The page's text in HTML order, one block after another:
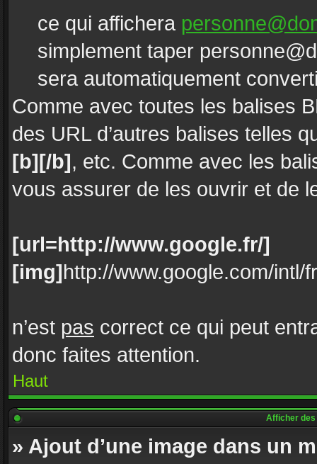
ce qui affichera
simplement taper
sera automatiquement
Comme avec toutes les balises
des URL d’autres balises telles
[b][/b], etc. Comme avec les
vous assurer de les ouvrir et de
[url=http://www.google.fr/]
[img]http://www.google.com/intl/
n’est pas correct ce qui peut
donc faites attention.
Haut
Afficher
» Ajout d’une image dans un